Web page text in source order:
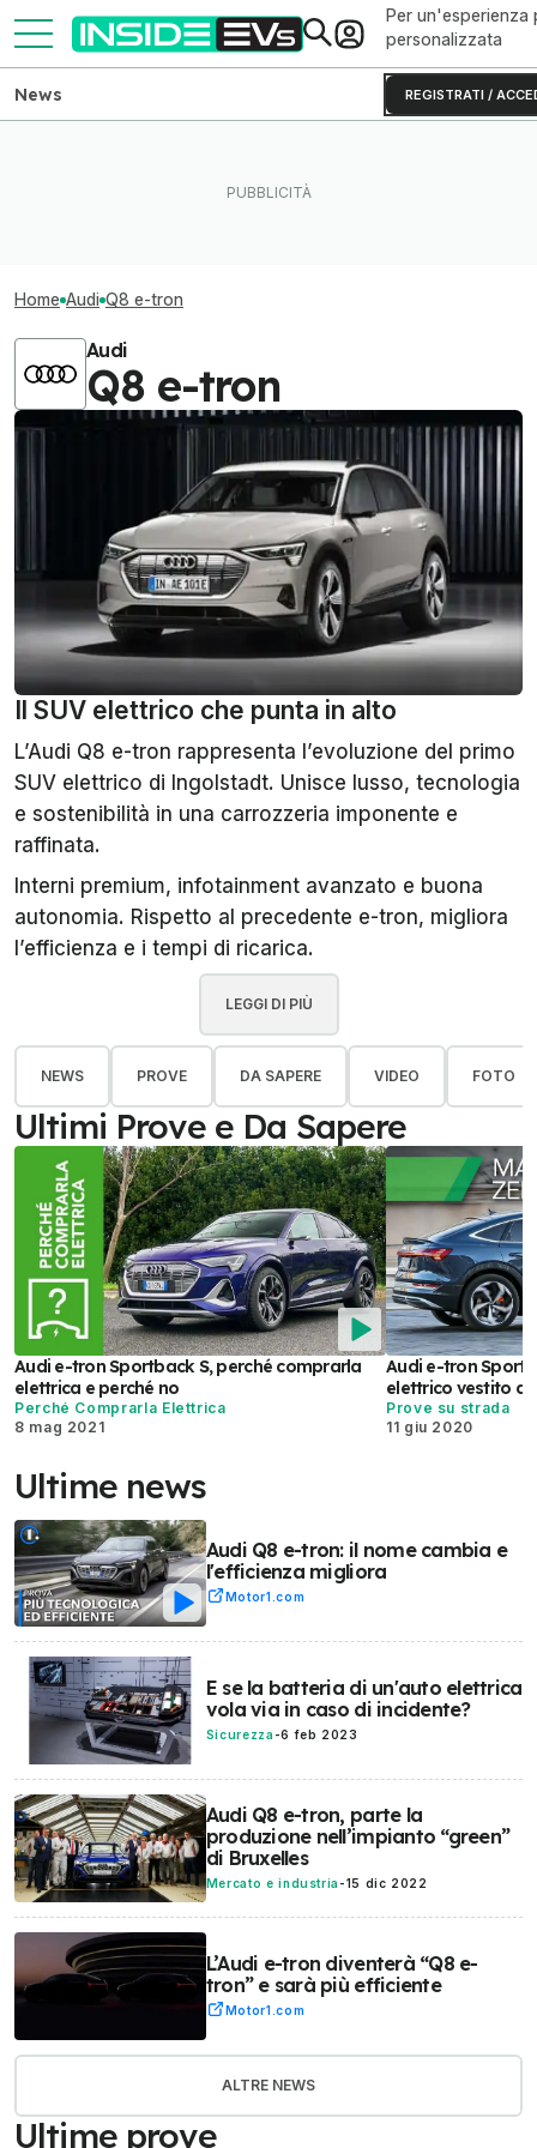
Per un'esperienza
personalizzata
REGISTRATI /
News
Home Audi Q8 e-tron
Audi
Q8 e-tron
Il SUV elettrico che punta in alto
L’Audi Q8 e-tron rappresenta l’evoluzione del primo
SUV elettrico di Ingolstadt. Unisce lusso, tecnologia
e sostenibilità in una carrozzeria imponente e
raffinata.
Interni premium, infotainment avanzato e buona
autonomia. Rispetto al precedente e-tron, migliora
l’efficienza e i tempi di ricarica.
LEGGI DI PIÙ
NEWS PROVE DA SAPERE VIDEO FOTO
Ultimi Prove e Da Sapere
Audi e-tron Sportback S, perché comprarla
elettrica e perché no
Perché Comprarla Elettrica
8 mag 2021
Audi e-tron
elettrico vestito
Prove su strada
11 giu 2020
Ultime news
Audi Q8 e-tron: il nome cambia e
l'efficienza migliora
Motor1.com
E se la batteria di un'auto elettrica
vola via in caso di incidente?
Sicurezza -6 feb 2023
Audi Q8 e-tron, parte la
produzione nell’impianto “green”
di Bruxelles
Mercato e industria -15 dic 2022
L’Audi e-tron diventerà “Q8 e-
tron” e sarà più efficiente
Motor1.com
ALTRE NEWS
Ultime prove